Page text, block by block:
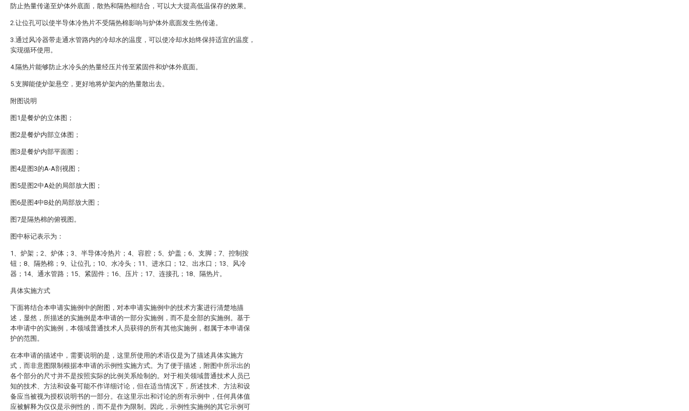
防止热量传递至炉体外底面，散热和隔热相结合，可以大大提高低温保存的效果。
2.让位孔可以使半导体冷热片不受隔热棉影响与炉体外底面发生热传递。
3.通过风冷器带走通水管路内的冷却水的温度，可以使冷却水始终保持适宜的温度，
实现循环使用。
4.隔热片能够防止水冷头的热量经压片传至紧固件和炉体外底面。
5.支脚能使炉架悬空，更好地将炉架内的热量散出去。
附图说明
图1是餐炉的立体图；
图2是餐炉内部立体图；
图3是餐炉内部平面图；
图4是图3的A-A剖视图；
图5是图2中A处的局部放大图；
图6是图4中B处的局部放大图；
图7是隔热棉的俯视图。
图中标记表示为：
1、炉架；2、炉体；3、半导体冷热片；4、容腔；5、炉盖；6、支脚；7、控制按
钮；8、隔热棉；9、让位孔；10、水冷头；11、进水口；12、出水口；13、风冷
器；14、通水管路；15、紧固件；16、压片；17、连接孔；18、隔热片。
具体实施方式
下面将结合本申请实施例中的附图，对本申请实施例中的技术方案进行清楚地描
述，显然，所描述的实施例是本申请的一部分实施例，而不是全部的实施例。基于
本申请中的实施例，本领域普通技术人员获得的所有其他实施例，都属于本申请保
护的范围。
在本申请的描述中，需要说明的是，这里所使用的术语仅是为了描述具体实施方
式，而非意图限制根据本申请的示例性实施方式。为了便于描述，附图中所示出的
各个部分的尺寸并不是按照实际的比例关系绘制的。对于相关领域普通技术人员已
知的技术、方法和设备可能不作详细讨论，但在适当情况下，所述技术、方法和设
备应当被视为授权说明书的一部分。在这里示出和讨论的所有示例中，任何具体值
应被解释为仅仅是示例性的，而不是作为限制。因此，示例性实施例的其它示例可